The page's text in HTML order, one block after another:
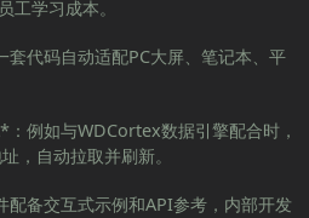
工学习成本。
代码自动适配PC大屏、笔记本、平
例如与WDCortex数据引擎配合时，
，自动拉取并刷新。
备交互式示例和API参考，内部开发